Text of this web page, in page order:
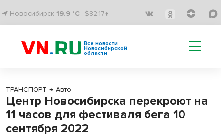
Новосибирск 19.9 °C $82.17↑
Все новости
Новосибирской
области
ТРАНСПОРТ → Авто
Центр Новосибирска перекроют на
11 часов для фестиваля бега 10
сентября 2022